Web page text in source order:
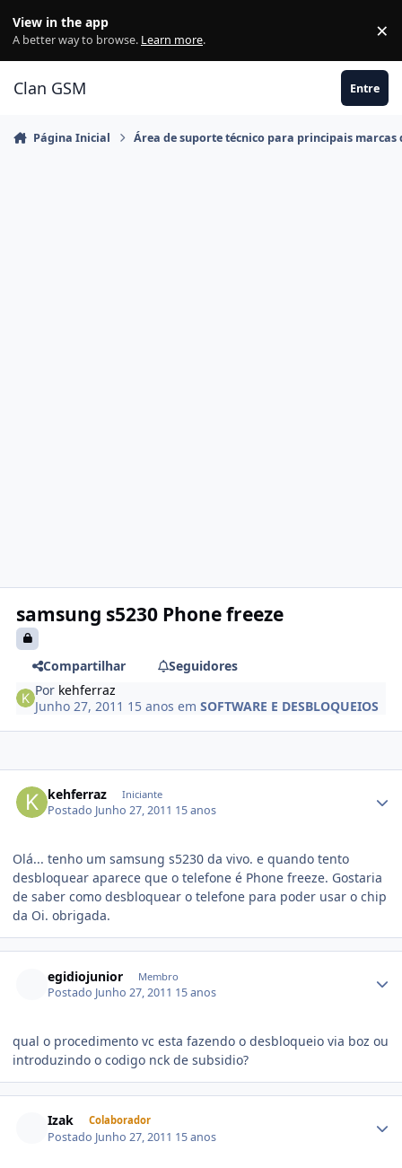
View in the app
A better way to browse. Learn more. ×
Clan GSM Entre
Página Inicial Área de suporte técnico para principais marcas
samsung s5230 Phone freeze
Compartilhar
Seguidores
Por kehferraz
Junho 27, 2011 15 anos emSOFTWARE E DESBLOQUEIOS
kehferraz Iniciante
Postado Junho 27, 2011 15 anos
Olá... tenho um samsung s5230 da vivo. e quando tento
desbloquear aparece que o telefone é Phone freeze. Gostaria
de saber como desbloquear o telefone para poder usar o chip
da Oi. obrigada.
egidiojunior Membro
Postado Junho 27, 2011 15 anos
qual o procedimento vc esta fazendo o desbloqueio via boz ou
introduzindo o codigo nck de subsidio?
Izak Colaborador
Postado Junho 27, 2011 15 anos